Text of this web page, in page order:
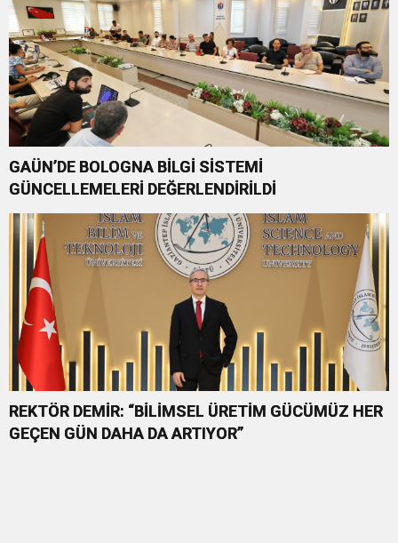
GAÜN’DE BOLOGNA BİLGİ SİSTEMİ
GÜNCELLEMELERİ DEĞERLENDİRİLDİ
REKTÖR DEMİR: “BİLİMSEL ÜRETİM GÜCÜMÜZ HER
GEÇEN GÜN DAHA DA ARTIYOR”